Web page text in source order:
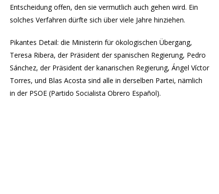
Entscheidung offen, den sie vermutlich auch gehen wird. Ein
solches Verfahren dürfte sich über viele Jahre hinziehen.
Pikantes Detail: die Ministerin für ökologischen Übergang,
Teresa Ribera, der Präsident der spanischen Regierung, Pedro
Sánchez, der Präsident der kanarischen Regierung, Ángel Víctor
Torres, und Blas Acosta sind alle in derselben Partei, nämlich
in der PSOE (Partido Socialista Obrero Español).